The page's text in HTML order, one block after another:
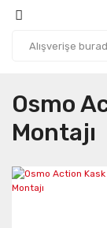
Osmo
Montajı